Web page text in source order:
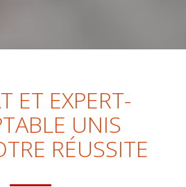
ET EXPERT-
UNIS
RÉUSSITE